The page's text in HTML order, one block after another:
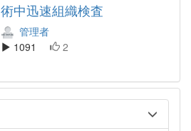
術中迅速組織検査
管理者
1091
2